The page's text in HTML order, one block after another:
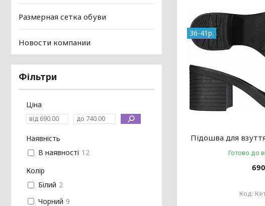
36-41р.
Підошва для
Готово до
Размерная сетка обуви
Новости компании
Фільтри
Ціна
Наявність
В наявності 12
Колір
Білий 2
Чорний 9